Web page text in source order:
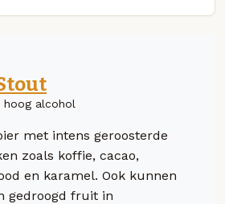
hoog alcohol
met intens geroosterde
zoals koffie, cacao,
en karamel. Ook kunnen
gedroogd fruit in